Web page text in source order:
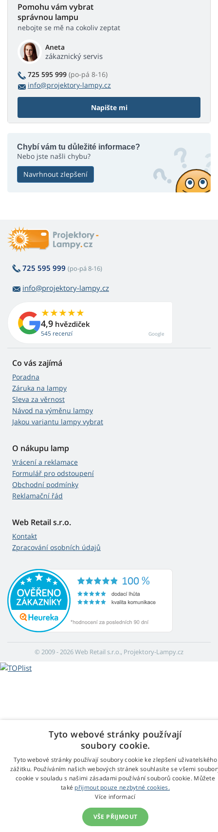
Pomohu vám vybrat
správnou lampu
nebojte se mě na cokoliv zeptat
Aneta
zákaznický servis
725 595 999 (po-pá 8-16)
info@projektory-lampy.cz
Napište mi
Chybí vám tu důležité informace?
Nebo jste našli chybu?
Navrhnout zlepšení
725 595 999 (po-pá 8-16)
info@projektory-lampy.cz
4,9 hvězdiček
545 recenzí Google
Co vás zajímá
Poradna
Záruka na lampy
Sleva za věrnost
Návod na výměnu lampy
Jakou variantu lampy vybrat
O nákupu lamp
Vrácení a reklamace
Formulář pro odstoupení
Obchodní podmínky
Reklamační řád
Web Retail s.r.o.
Kontakt
Zpracování osobních údajů
© 2009 - 2026 Web Retail s.r.o., Projektory-Lampy.cz
Tyto webové stránky používají
soubory cookie.
Tyto webové stránky používají soubory cookie ke zlepšení uživatelského
zážitku. Používáním našich webových stránek souhlasíte se všemi
cookie v souladu s našimi zásadami používání souborů cookie. Můžete
také přijmout pouze nezbytné cookies.
Více informací
VŠE PŘIJMOUT